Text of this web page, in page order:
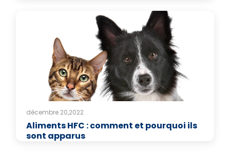
décembre 20,2022
Aliments HFC : comment et pourquoi ils
sont apparus